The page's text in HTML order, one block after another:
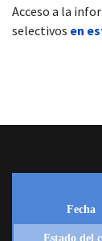
Acceso a la
selectivos en